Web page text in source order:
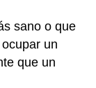
sano o que
un
que un